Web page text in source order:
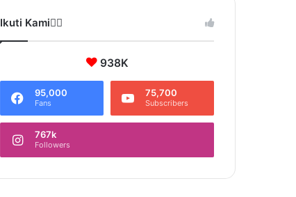
Ikuti Kami❤️‍🔥
938K
95,000
Fans
75,700
Subscribers
767k
Followers